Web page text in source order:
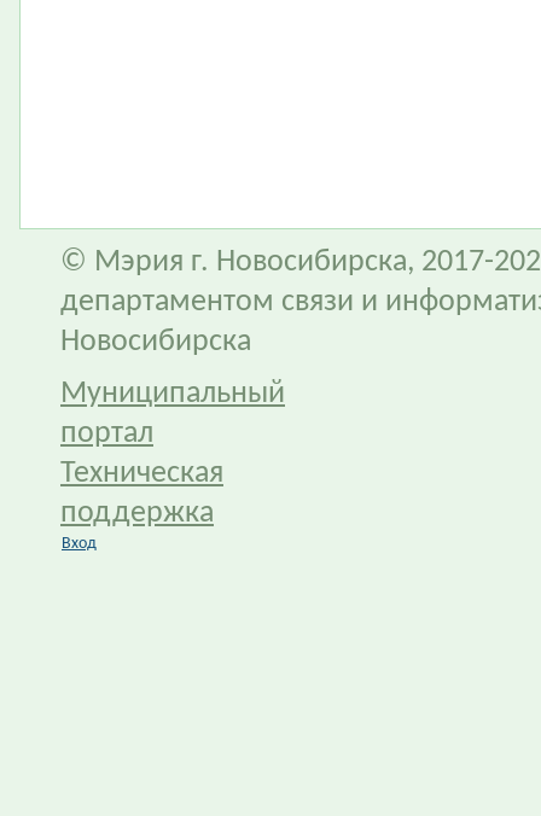
© Мэрия г. Новосибирска, 2017-
департаментом связи и
Новосибирска
Муниципальный
портал
Техническая
поддержка
Вход